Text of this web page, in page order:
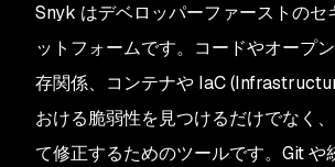
Snyk はデベロッパーファーストのセ
ットフォームです。コードやオープ
存関係、コンテナや IaC
おける脆弱性を見つけるだけでなく
て修正するためのツールです。Git や